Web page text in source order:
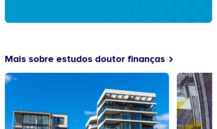
Mais sobre estudos doutor finanças